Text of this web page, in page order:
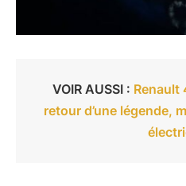
VOIR AUSSI : Renault
retour d’une légende,